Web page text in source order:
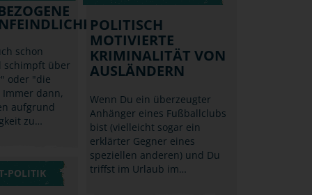
schon
schimpft über
oder "die
dann,
aufgrund
zu…
POLITISCH
MOTIVIERTE
KRIMINALITÄT VON
AUSLÄNDERN
Wenn Du ein überzeugter
Anhänger eines Fußballclubs
bist (vielleicht sogar ein
erklärter Gegner eines
speziellen anderen) und Du
triffst im Urlaub im…
POLITIK